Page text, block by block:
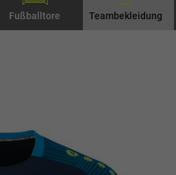
Fußballtore Teambekleidung